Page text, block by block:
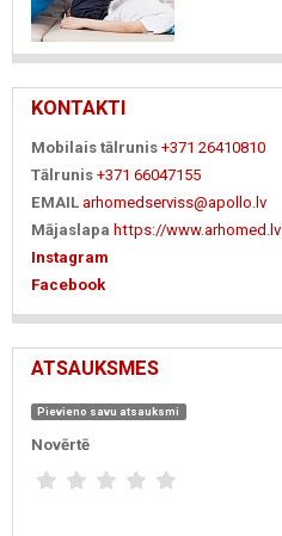
KONTAKTI
Mobilais tālrunis +371 26410810
Tālrunis +371 66047155
EMAIL arhomedserviss@apollo.lv
Mājaslapa https://www.arhomed.lv
Instagram
Facebook
ATSAUKSMES
Pievieno savu atsauksmi
Novērtē